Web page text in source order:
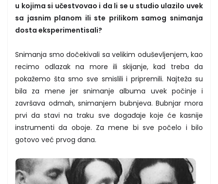
u kojima si učestvovao i da li se u studio ulazilo uvek
sa jasnim planom ili ste prilikom samog snimanja
dosta eksperimentisali?
Snimanja smo dočekivali sa velikim oduševljenjem, kao
recimo odlazak na more ili skijanje, kad treba da
pokažemo šta smo sve smislili i pripremili. Najteža su
bila za mene jer snimanje albuma uvek počinje i
završava odmah, snimanjem bubnjeva. Bubnjar mora
prvi da stavi na traku sve događaje koje će kasnije
instrumenti da oboje. Za mene bi sve počelo i bilo
gotovo već prvog dana.